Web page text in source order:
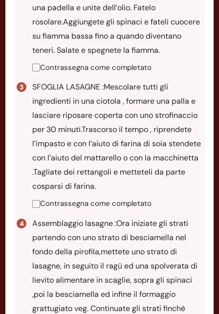
una padella e unite dell’olio. Fatelo
rosolare.Aggiungete gli spinaci e fateli cuocere
su fiamma bassa fino a quando diventano
teneri. Salate e spegnete la fiamma.
Contrassegna come completato
SFOGLIA LASAGNE :Mescolare tutti gli
ingredienti in una ciotola , formare una palla e
lasciare riposare coperta con uno strofinaccio
per 30 minuti.Trascorso il tempo , riprendete
l’impasto e con l’aiuto di farina di soia stendete
con l’aiuto del mattarello o con la macchinetta
.Tagliate dei rettangoli e metteteli da parte
cosparsi di farina.
Contrassegna come completato
Assemblaggio lasagne :Ora iniziate gli strati
partendo con uno strato di besciamella nel
fondo della pirofila,mettete uno strato di
lasagne, in seguito il ragù ed una spolverata di
lievito alimentare in scaglie, sopra gli spinaci
,poi la besciamella ed infine il formaggio
grattugiato veg. Continuate gli strati finchè